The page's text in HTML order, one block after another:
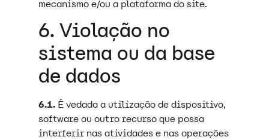
mecanismo e/ou a plataforma do site.
6. Violação no
sistema ou da base
de dados
6.1. É vedada a utilização de dispositivo,
software ou outro recurso que possa
interferir nas atividades e nas operações